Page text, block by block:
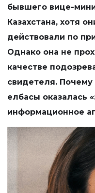
бывшего вице-
Казахстана, хотя
действовали по
Однако она не
качестве
свидетеля.
елбасы оказалась
информационное